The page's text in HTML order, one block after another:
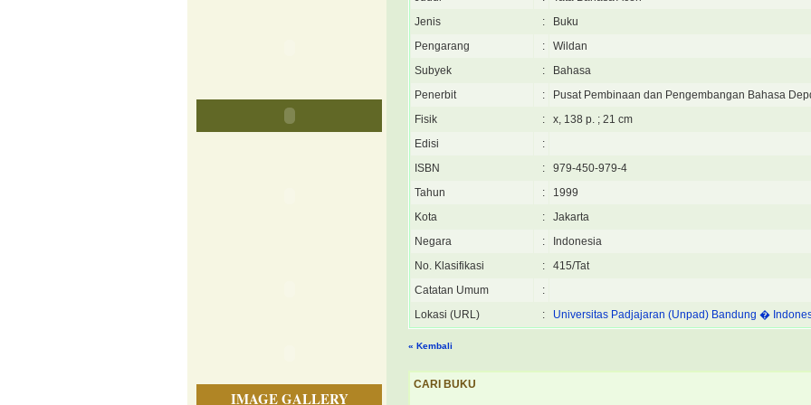
IMAGE GALLERY
Jenis
:
Buku
Pengarang
:
Wildan
Subyek
:
Bahasa
Penerbit
:
Pusat Pembinaan dan Pengembangan Bahasa
Fisik
:
x, 138 p. ; 21 cm
Edisi
:
ISBN
:
979-450-979-4
Tahun
:
1999
Kota
:
Jakarta
Negara
:
Indonesia
No. Klasifikasi
:
415/Tat
Catatan Umum
:
Lokasi (URL)
: Universitas Padjajaran (Unpad) Bandung �
« Kembali
CARI BUKU